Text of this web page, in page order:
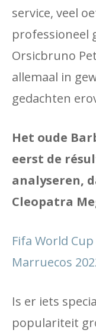
service, veel
professioneel
Orsicbruno
allemaal in
gedachten
Het oude
eerst de
analyseren,
Cleopatra
Fifa World
Marruecos
Is er iets
populariteit